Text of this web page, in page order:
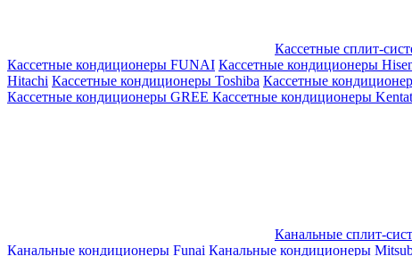
Кассетные сплит-
Кассетные кондиционеры FUNAI Кассетные кондиционеры
Hitachi Кассетные кондиционеры Toshiba Кассетные
Кассетные кондиционеры GREE Кассетные кондиционеры
Канальные сплит-
Канальные кондиционеры Funai Канальные кондиционеры